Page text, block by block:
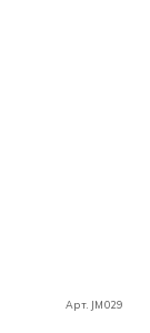
Арт. JM029